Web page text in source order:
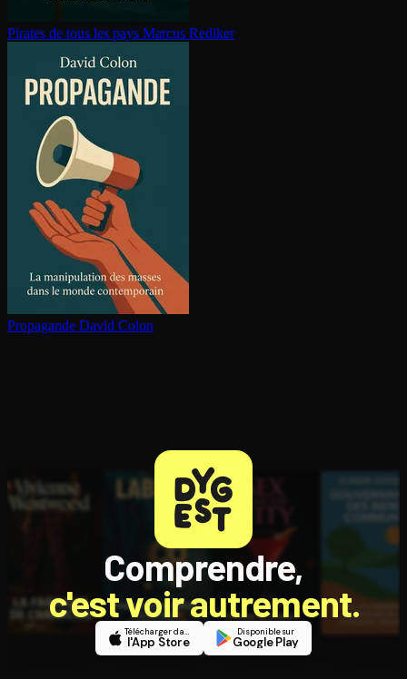
Pirates de tous les pays Marcus Rediker
Propagande David Colon
Comprendre,
c'est voir autrement.
Télécharger dans
l'App Store
Disponible sur
Google Play